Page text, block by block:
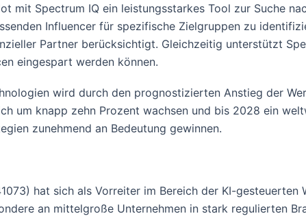
mit Spectrum IQ ein leistungsstarkes Tool zur Suche
Influencer für spezifische Zielgruppen zu
Partner berücksichtigt. Gleichzeitig unterstützt
eingespart werden können.
wird durch den prognostizierten Anstieg der
um knapp zehn Prozent wachsen und bis 2028 ein
zunehmend an Bedeutung gewinnen.
hat sich als Vorreiter im Bereich der KI-
an mittelgroße Unternehmen in stark regulierten